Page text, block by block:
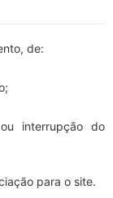
de:
interrupção do
para o site.